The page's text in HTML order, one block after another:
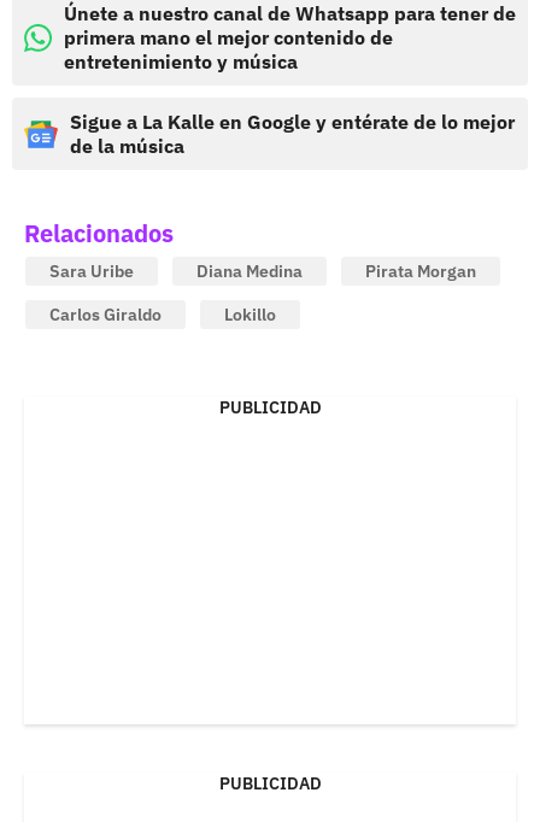
Únete a nuestro canal de Whatsapp para tener de
primera mano el mejor contenido de
entretenimiento y música
Sigue a La Kalle en Google y entérate de lo mejor
de la música
Relacionados
Sara Uribe Diana Medina
Pirata Morgan
Carlos Giraldo
Lokillo
PUBLICIDAD
PUBLICIDAD